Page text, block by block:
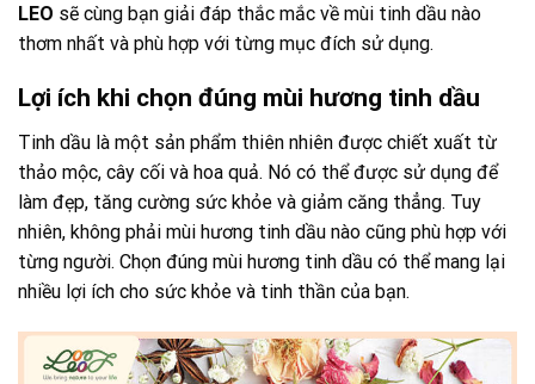
LEO sẽ cùng bạn giải đáp thắc mắc về mùi tinh dầu nào
thơm nhất và phù hợp với từng mục đích sử dụng.
Lợi ích khi chọn đúng mùi hương tinh dầu
Tinh dầu là một sản phẩm thiên nhiên được chiết xuất từ
thảo mộc, cây cối và hoa quả. Nó có thể được sử dụng để
làm đẹp, tăng cường sức khỏe và giảm căng thẳng. Tuy
nhiên, không phải mùi hương tinh dầu nào cũng phù hợp với
từng người. Chọn đúng mùi hương tinh dầu có thể mang lại
nhiều lợi ích cho sức khỏe và tinh thần của bạn.